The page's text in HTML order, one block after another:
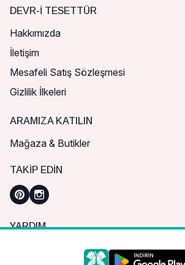
DEVR-I TESETTÜR
Hakkımızda
İletişim
Mesafeli Satış Sözleşmesi
Gizlilik İlkeleri
ARAMIZA KATILIN
Mağaza & Butikler
TAKIP EDIN
YARDIM
Sık Sorulan Sorular